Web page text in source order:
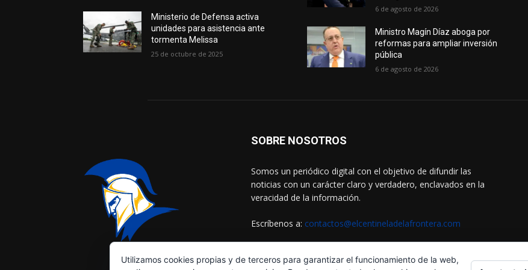
Ministerio de Defensa activa
unidades para asistencia ante
tormenta Melissa
25 de octubre de 2025
6 de agosto de 2026
Ministro Magín Díaz aboga por
reformas para ampliar inversión
pública
6 de agosto de 2026
SOBRE NOSOTROS
Somos un periódico digital con el objetivo de difundir las
noticias con un carácter claro y verdadero, enclavados en la
veracidad de la información.
Escríbenos a: contactos@elcentineladelafrontera.com
Utilizamos cookies propias y de terceros para garantizar el funcionamiento de la web,